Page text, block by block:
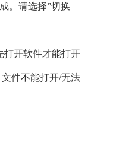
。请选择”切换
打开软件才能打开
件不能打开/无法